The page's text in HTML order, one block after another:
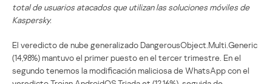
total de usuarios atacados que utilizan las soluciones móviles de
Kaspersky.
El veredicto de nube generalizado DangerousObject.Multi.Generic
(14,98%) mantuvo el primer puesto en el tercer trimestre. En el
segundo tenemos la modificación maliciosa de WhatsApp con el